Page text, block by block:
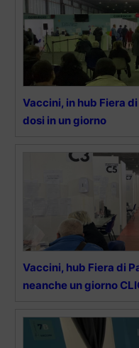
Vaccini, in hub Fiera
dosi in un giorno
Vaccini, hub Fiera di
neanche un giorno